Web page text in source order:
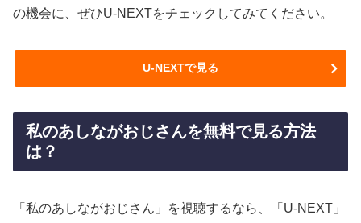
の機会に、ぜひU-NEXTをチェックしてみてください。
U-NEXTで見る
私のあしながおじさんを無料で見る方法
は？
「私のあしながおじさん」を視聴するなら、「U-NEXT」